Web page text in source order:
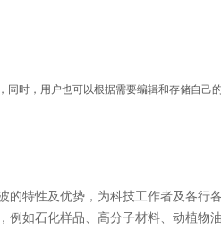
时，用户也可以根据需要编辑和存储自己
特性及优势，为科技工作者及各行
例如石化样品、高分子材料、动植物